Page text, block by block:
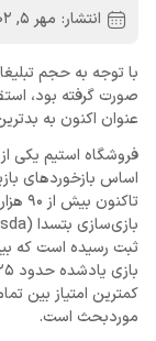
انتشار: مهر 5, 1402
صورت گرفته بود،
عنوان اکنون به
فروشگاه استیم یکی
اساس بازخوردهای
ثبت رسیده است که
کمترین امتیاز بین
موردبحث است.